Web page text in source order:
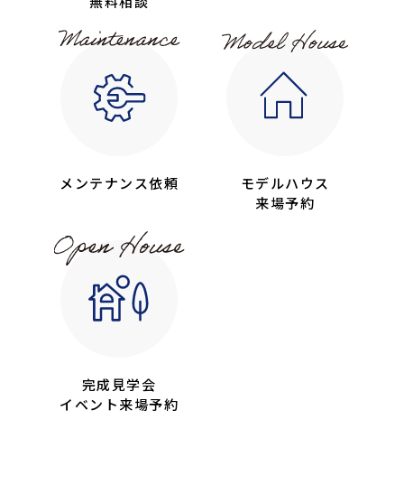
メンテナンス依頼
モデルハウス
来場予約
完成見学会
イベント来場予約